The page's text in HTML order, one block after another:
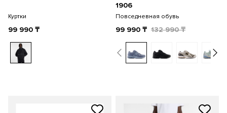
Куртки
99 990 ₸
1906
Повседневная обувь
99 990 ₸ 132 990₸